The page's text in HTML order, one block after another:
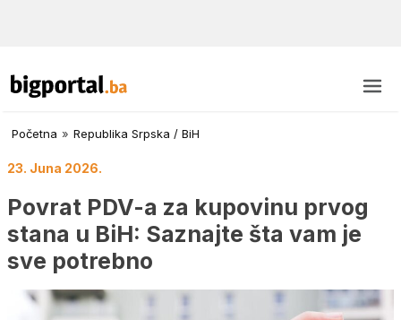
Početna » Republika Srpska / BiH
23. Juna 2026.
Povrat PDV-a za kupovinu prvog
stana u BiH: Saznajte šta vam je
sve potrebno